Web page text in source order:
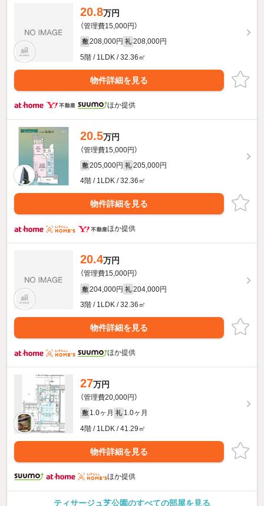
20.8万円
（管理費15,000円）
敷 208,000円 礼 208,000円
5階 / 1LDK / 32.36㎡
物件詳細を見る
ほか提供
20.5万円
（管理費15,000円）
敷 205,000円 礼 205,000円
4階 / 1LDK / 32.36㎡
物件詳細を見る
ほか提供
20.4万円
（管理費15,000円）
敷 204,000円 礼 204,000円
3階 / 1LDK / 32.36㎡
物件詳細を見る
ほか提供
27万円
（管理費20,000円）
敷 1.0ヶ月 礼 1.0ヶ月
4階 / 1LDK / 41.29㎡
物件詳細を見る
ほか提供
ティサージュ芝公園のすべての部屋を見る